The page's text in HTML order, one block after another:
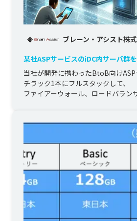
ブレーン・アシスト株
某社ASPサービスのiDC内サーバ群
当社が開発に携わったBtoB向け
チラック1本にフルスタックして、
ファイアーウォール、ロードバラン